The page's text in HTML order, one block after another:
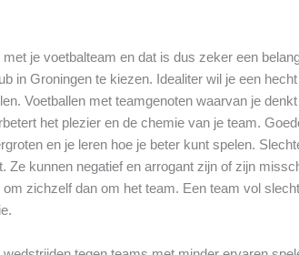
je voetbalteam en dat is dus zeker een
in Groningen te kiezen. Idealiter wil je een
Voetballen met teamgenoten waarvan je
het plezier en de chemie van je team.
en je leren hoe je beter kunt spelen.
Ze kunnen negatief en arrogant zijn of zijn
zichzelf dan om het team. Een team vol